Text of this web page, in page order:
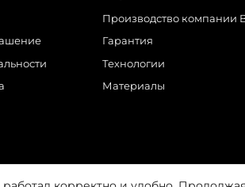
Производство компании
Гарантия
Технологии
Материалы